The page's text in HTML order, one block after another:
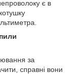
є в
за
справні вони